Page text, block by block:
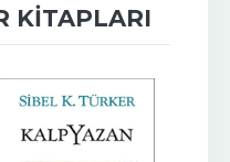
KITAPLARI